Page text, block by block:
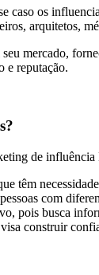
os
arquitetos,
mercado,
e reputação.
de
têm
com
pois busca
construir